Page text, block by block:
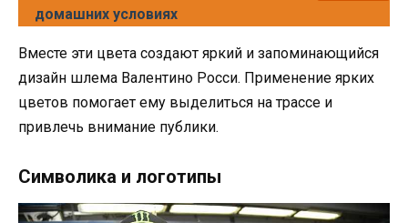
домашних условиях
Вместе эти цвета создают яркий и запоминающийся
дизайн шлема Валентино Росси. Применение ярких
цветов помогает ему выделиться на трассе и
привлечь внимание публики.
Символика и логотипы